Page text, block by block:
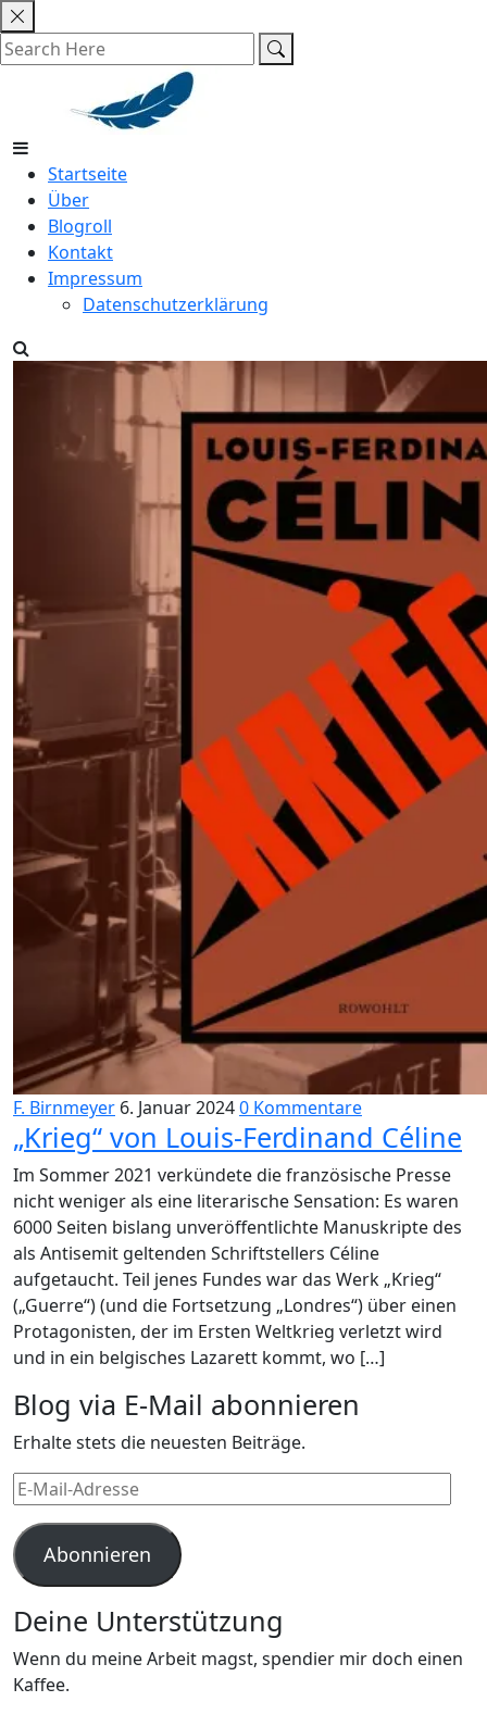
Skip
to
content
Startseite
Über
Blogroll
Kontakt
Impressum
Datenschutzerklärung
F. Birnmeyer 6. Januar 20240 Kommentare
„Krieg“ von Louis-Ferdinand Céline
Im Sommer 2021 verkündete die französische Presse
nicht weniger als eine literarische Sensation: Es waren
6000 Seiten bislang unveröffentlichte Manuskripte des
als Antisemit geltenden Schriftstellers Céline
aufgetaucht. Teil jenes Fundes war das Werk „Krieg“
(„Guerre“) (und die Fortsetzung „Londres“) über einen
Protagonisten, der im Ersten Weltkrieg verletzt wird
und in ein belgisches Lazarett kommt, wo […]
Blog via E-Mail abonnieren
Erhalte stets die neuesten Beiträge.
E-
Mail-
Adresse
Abonnieren
Deine Unterstützung
Wenn du meine Arbeit magst, spendier mir doch einen
Kaffee.